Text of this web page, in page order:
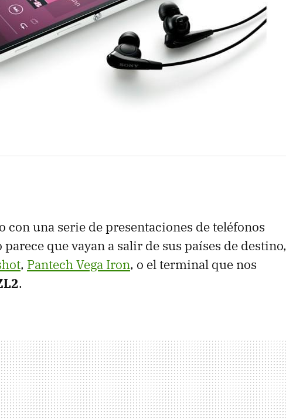
con una serie de presentaciones de teléfonos
que vayan a salir de sus países de destino,
, Pantech Vega Iron, o el terminal que nos
.